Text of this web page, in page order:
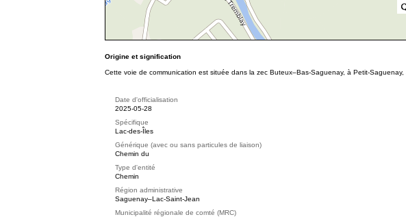
Origine et signification
Cette voie de communication est située dans la zec Buteux–Bas-Saguenay, à Petit-
Date d'officialisation
2025-05-28
Spécifique
Lac-des-Îles
Générique (avec ou sans particules de liaison)
Chemin du
Type d'entité
Chemin
Région administrative
Saguenay–Lac-Saint-Jean
Municipalité régionale de comté (MRC)